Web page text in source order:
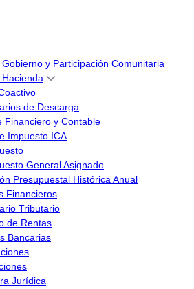
y Participación Comunitaria
de Descarga
Financiero y Contable
Impuesto ICA
General Asignado
Presupuestal Histórica Anual
Financieros
Tributario
de Rentas
Bancarias
Jurídica